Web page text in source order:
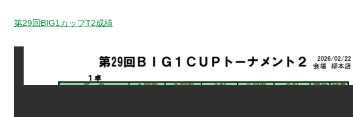
第29回BIG1カップT2成績